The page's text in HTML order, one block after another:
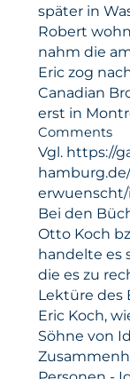
später in
Robert
nahm die
Eric zog
Canadian
erst in
Comments
Vgl. https://
Bei den
Otto Koch
handelte es
die es zu
Lektüre des
Eric Koch,
Söhne von